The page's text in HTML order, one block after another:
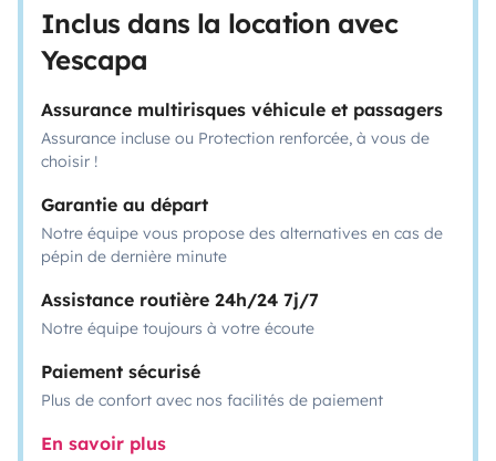
Inclus dans la location avec
Yescapa
Assurance multirisques véhicule et passagers
Assurance incluse ou Protection renforcée, à vous de
choisir !
Garantie au départ
Notre équipe vous propose des alternatives en cas de
pépin de dernière minute
Assistance routière 24h/24 7j/7
Notre équipe toujours à votre écoute
Paiement sécurisé
Plus de confort avec nos facilités de paiement
En savoir plus